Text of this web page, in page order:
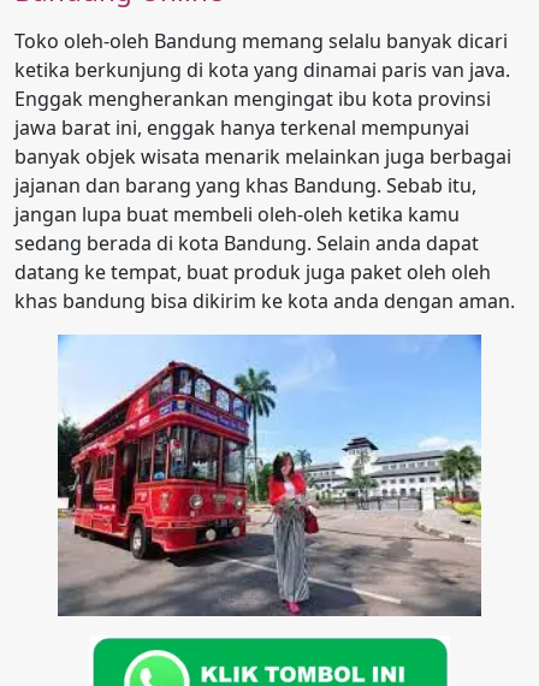
Toko oleh-oleh Bandung memang selalu banyak dicari
ketika berkunjung di kota yang dinamai paris van java.
Enggak mengherankan mengingat ibu kota provinsi
jawa barat ini, enggak hanya terkenal mempunyai
banyak objek wisata menarik melainkan juga berbagai
jajanan dan barang yang khas Bandung. Sebab itu,
jangan lupa buat membeli oleh-oleh ketika kamu
sedang berada di kota Bandung. Selain anda dapat
datang ke tempat, buat produk juga paket oleh oleh
khas bandung bisa dikirim ke kota anda dengan aman.